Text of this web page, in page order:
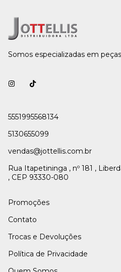
Somos especializadas em
5551995568134
5130655099
vendas@jottellis.com.br
Rua Itapetininga , nº 181 ,
, CEP 93330-080
Promoções
Contato
Trocas e Devoluções
Política de Privacidade